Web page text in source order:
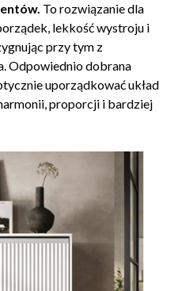
To rozwiązanie dla
lekkość wystroju i
przy tym z
Odpowiednio dobrana
uporządkować układ
proporcji i bardziej